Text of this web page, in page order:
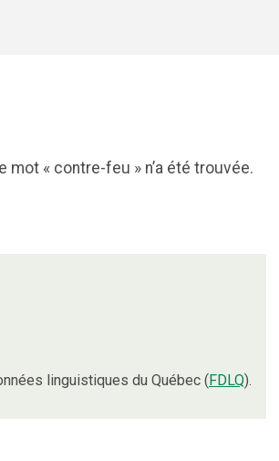
« contre-feu » n’a été trouvée.
linguistiques du Québec (FDLQ).